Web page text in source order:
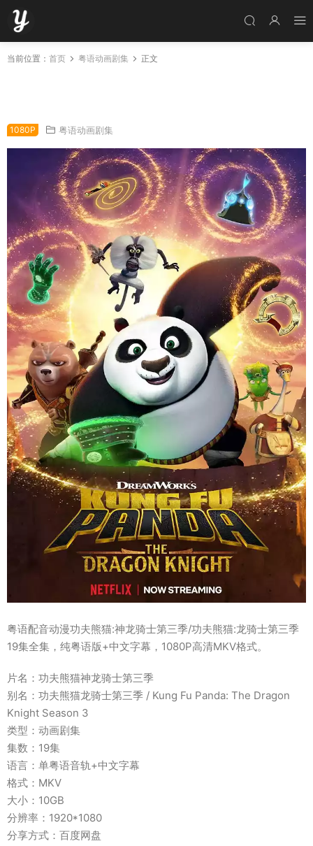
当前位置： 首页 粤语动画剧集 正文
1080P 粤语动画剧集
粤语配音动漫功夫熊猫:神龙骑士第三季/功夫熊猫:龙骑士第三季
19集全集，纯粤语版+中文字幕，1080P高清MKV格式。
片名：功夫熊猫神龙骑士第三季
别名：功夫熊猫龙骑士第三季 / Kung Fu Panda: The Dragon
Knight Season 3
类型：动画剧集
集数：19集
语言：单粤语音轨+中文字幕
格式：MKV
大小：10GB
分辨率：1920*1080
分享方式：百度网盘